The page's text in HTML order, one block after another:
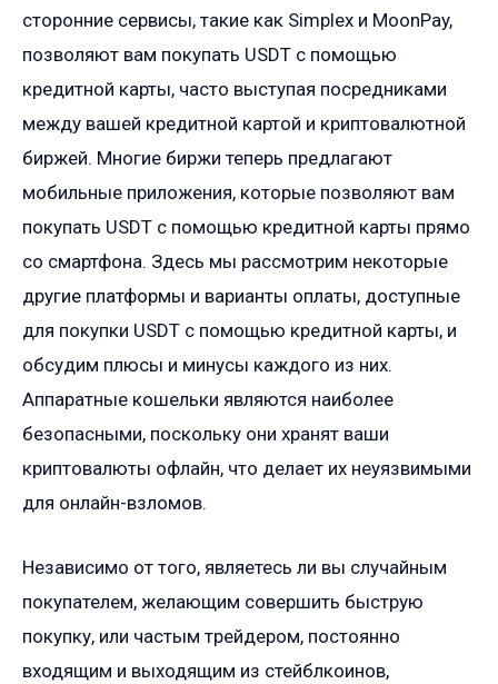
сторонние сервисы, такие как Simplex и MoonPay,
позволяют вам покупать USDT с помощью
кредитной карты, часто выступая посредниками
между вашей кредитной картой и криптовалютной
биржей. Многие биржи теперь предлагают
мобильные приложения, которые позволяют вам
покупать USDT с помощью кредитной карты прямо
со смартфона. Здесь мы рассмотрим некоторые
другие платформы и варианты оплаты, доступные
для покупки USDT с помощью кредитной карты, и
обсудим плюсы и минусы каждого из них.
Аппаратные кошельки являются наиболее
безопасными, поскольку они хранят ваши
криптовалюты офлайн, что делает их неуязвимыми
для онлайн-взломов.
Независимо от того, являетесь ли вы случайным
покупателем, желающим совершить быструю
покупку, или частым трейдером, постоянно
входящим и выходящим из стейблкоинов,